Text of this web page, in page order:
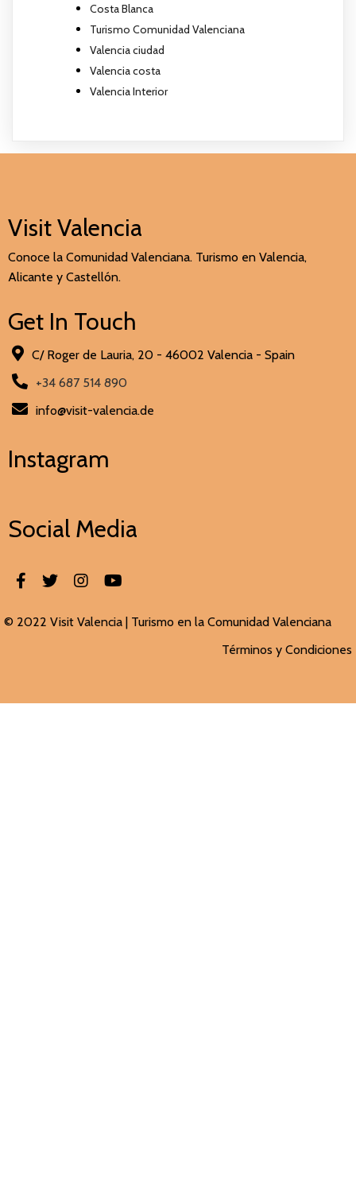
Costa Blanca
Turismo Comunidad Valenciana
Valencia ciudad
Valencia costa
Valencia Interior
Visit Valencia
Conoce la Comunidad Valenciana. Turismo en Valencia,
Alicante y Castellón.
Get In Touch
C/ Roger de Lauria, 20 - 46002 Valencia - Spain
+34 687 514 890
info@visit-valencia.de
Instagram
Social Media
© 2022 Visit Valencia | Turismo en la Comunidad Valenciana
Términos y Condiciones